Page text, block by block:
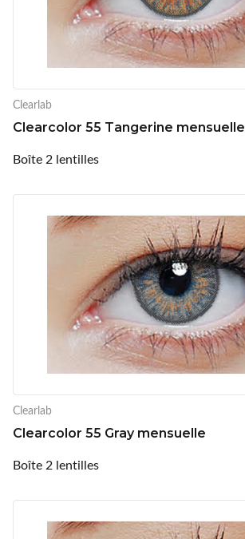
Clearlab
Clearcolor 55 Tangerine mensuelle
Boîte 2 lentilles
Clearlab
Clearcolor 55 Gray mensuelle
Boîte 2 lentilles